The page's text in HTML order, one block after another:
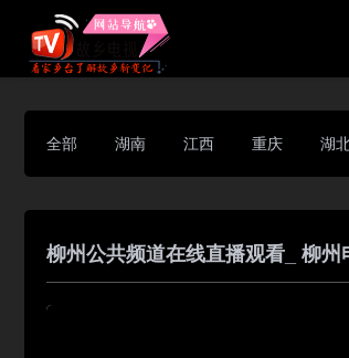
全部 湖南 江西 重庆 湖
柳州公共频道在线直播观看_ 柳州